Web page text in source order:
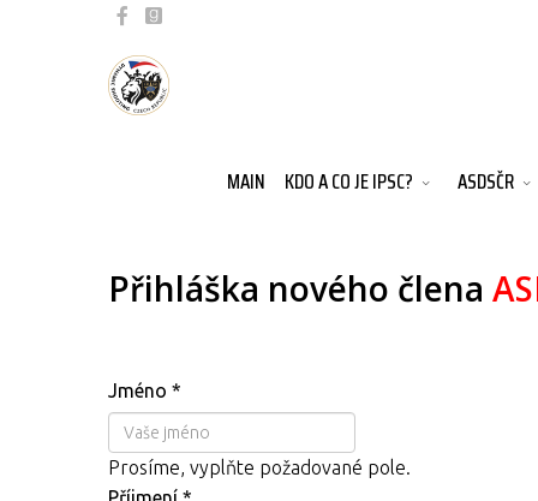
MAIN KDO A CO JE IPSC? ASDSČR
Přihláška nového člena
Jméno *
Prosíme, vyplňte požadované pole.